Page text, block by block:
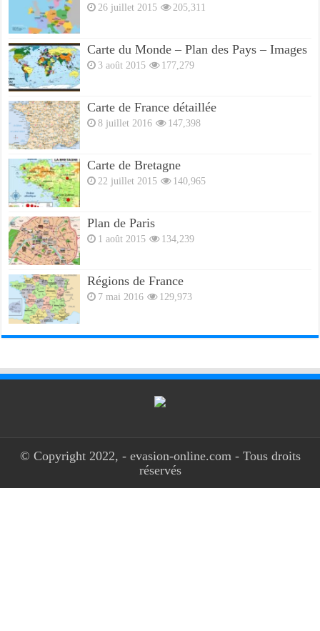
26 juillet 2015 205,311
Carte du Monde – Plan des Pays – Images
3 août 2015 177,279
Carte de France détaillée
8 juillet 2016 147,398
Carte de Bretagne
22 juillet 2015 140,965
Plan de Paris
1 août 2015 134,239
Régions de France
7 mai 2016 129,973
© Copyright 2022, - evasion-online.com - Tous droits
réservés